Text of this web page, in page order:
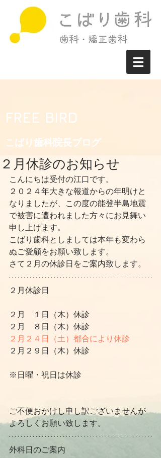
FREE BIRD
こばり歯科院長ブログ​
２月休診のお知らせ
こんにちは受付の江口です。
２０２４年大きな報道からの年明けと
なりましたが、この度の能登半島地震
で被害に遭われました方々にお見舞い
申し上げます。
こばり歯科としましては本年も変わら
ぬご愛顧をお願い致します。
さて２月の休診日をご案内致します。
２月休診日
２月　１日（木）休診
２月　８日（木）休診
２月２４日（土）都合により休診
２月２９日（木）休診
※日曜・祝日は休診
ご不便おかけし申し訳ございませんが
よろしくお願い致します。
外科日のご案内